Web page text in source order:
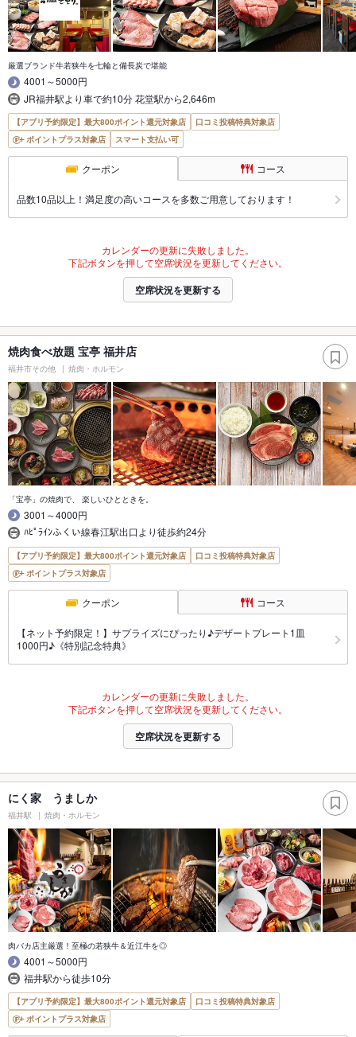
厳選ブランド牛若狭牛を七輪と備長炭で堪能
4001～5000円
JR福井駅より車で約10分 花堂駅から2,646m
【アプリ予約限定】最大800ポイント還元対象店
口コミ投稿特典対象店
ポイントプラス対象店
スマート支払い可
クーポン コース
品数10品以上！満足度の高いコースを多数ご用意しております！
カレンダーの更新に失敗しました。
下記ボタンを押して空席状況を更新してください。
空席状況を更新する
焼肉食べ放題 宝亭 福井店
福井市その他 焼肉・ホルモン
「宝亭」の焼肉で、 楽しいひとときを。
3001～4000円
ﾊﾋﾟﾗｲﾝふくい線春江駅出口より徒歩約24分
【アプリ予約限定】最大800ポイント還元対象店
口コミ投稿特典対象店
ポイントプラス対象店
クーポン コース
【ネット予約限定！】サプライズにぴったり♪デザートプレート1皿
1000円♪《特別記念特典》
カレンダーの更新に失敗しました。
下記ボタンを押して空席状況を更新してください。
空席状況を更新する
にく家 うましか
福井駅 焼肉・ホルモン
肉バカ店主厳選！至極の若狭牛＆近江牛を◎
4001～5000円
福井駅から徒歩10分
【アプリ予約限定】最大800ポイント還元対象店
口コミ投稿特典対象店
ポイントプラス対象店